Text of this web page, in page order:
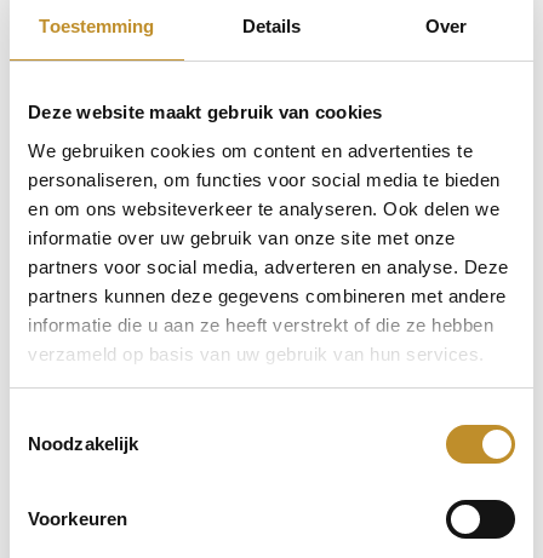
Toestemming Details Over
Deze website maakt gebruik van cookies
We gebruiken cookies om content en advertenties te
personaliseren, om functies voor social media te bieden
en om ons websiteverkeer te analyseren. Ook delen we
informatie over uw gebruik van onze site met onze
partners voor social media, adverteren en analyse. Deze
partners kunnen deze gegevens combineren met andere
informatie die u aan ze heeft verstrekt of die ze hebben
verzameld op basis van uw gebruik van hun services.
Noodzakelijk
Voorkeuren